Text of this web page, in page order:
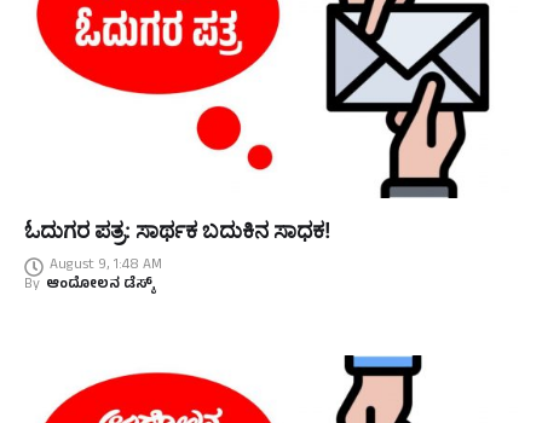
ಓದುಗರ ಪತ್ರ: ಸಾರ್ಥಕ ಬದುಕಿನ ಸಾಧಕ!
August 9, 1:48 AM
By ಆಂದೋಲನ ಡೆಸ್ಕ್